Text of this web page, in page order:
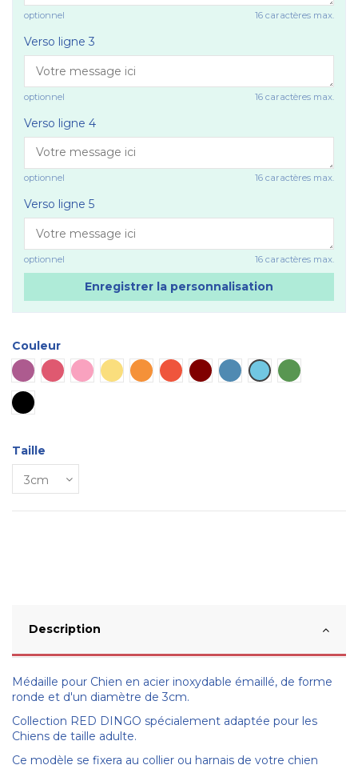
optionnel 16 caractères max.
Verso ligne 3
optionnel 16 caractères max.
Verso ligne 4
optionnel 16 caractères max.
Verso ligne 5
optionnel 16 caractères max.
Enregistrer la personnalisation
Couleur
Violet
Rose vifRose Jaune OrangeRouge MarronBleu Bleu cielVert
Noir
Taille
Description
Médaille pour Chien en acier inoxydable émaillé, de forme
ronde et d'un diamètre de 3cm.
Collection RED DINGO spécialement adaptée pour les
Chiens de taille adulte.
Ce modèle se fixera au collier ou harnais de votre chien